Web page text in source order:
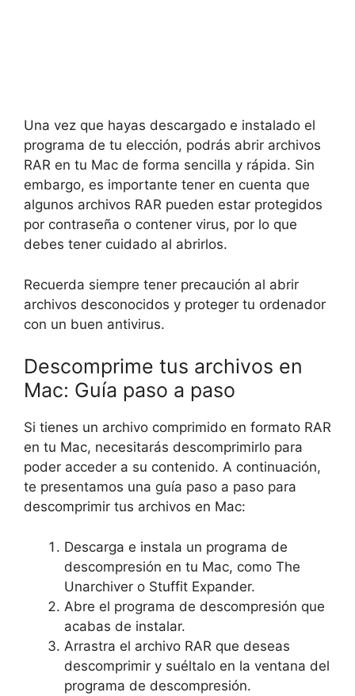
Una vez que hayas descargado e instalado el
programa de tu elección, podrás abrir archivos
RAR en tu Mac de forma sencilla y rápida. Sin
embargo, es importante tener en cuenta que
algunos archivos RAR pueden estar protegidos
por contraseña o contener virus, por lo que
debes tener cuidado al abrirlos.
Recuerda siempre tener precaución al abrir
archivos desconocidos y proteger tu ordenador
con un buen antivirus.
Descomprime tus archivos en
Mac: Guía paso a paso
Si tienes un archivo comprimido en formato RAR
en tu Mac, necesitarás descomprimirlo para
poder acceder a su contenido. A continuación,
te presentamos una guía paso a paso para
descomprimir tus archivos en Mac:
Descarga e instala un programa de
descompresión en tu Mac, como The
Unarchiver o Stuffit Expander.
Abre el programa de descompresión que
acabas de instalar.
Arrastra el archivo RAR que deseas
descomprimir y suéltalo en la ventana del
programa de descompresión.